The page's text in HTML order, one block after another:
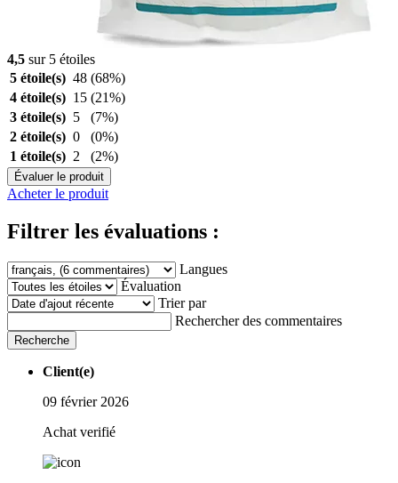
4,5 sur 5 étoiles
5 étoile(s) 48 (68%)
4 étoile(s) 15 (21%)
3 étoile(s) 5
(7%)
2 étoile(s) 0
(0%)
1 étoile(s) 2 (2%)
Évaluer le produit
Acheter le produit
Filtrer les évaluations :
Langues
Évaluation
Trier par
Rechercher des commentaires
Recherche
Client(e)
09 février 2026
Achat verifié